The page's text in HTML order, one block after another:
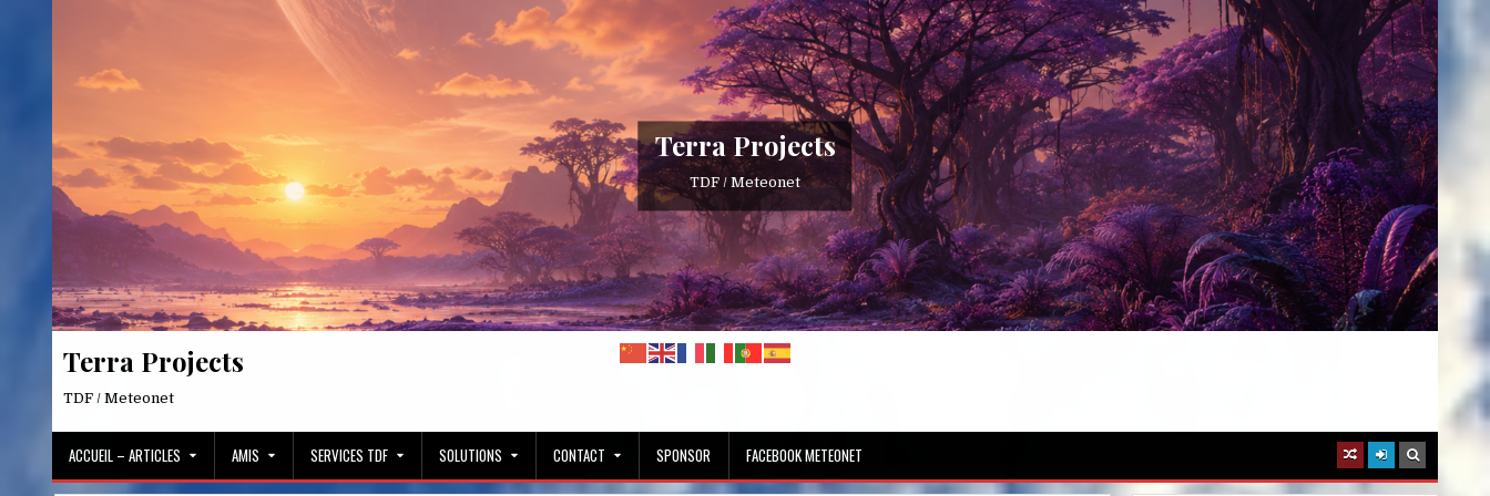
Terra Projects
TDF / Meteonet
Terra Projects
TDF / Meteonet
ACCUEIL – ARTICLES AMIS SERVICES TDF SOLUTIONS CONTACT SPONSOR FACEBOOK METEONET